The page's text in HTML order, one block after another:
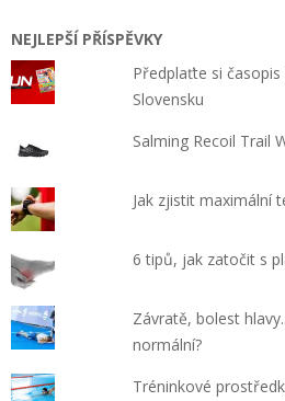
NEJLEPŠÍ PŘÍSPĚVKY
Předplaťte si časopis
Slovensku
Salming Recoil Trail
Jak zjistit maximální
6 tipů, jak zatočit s
Závratě, bolest
normální?
Tréninkové